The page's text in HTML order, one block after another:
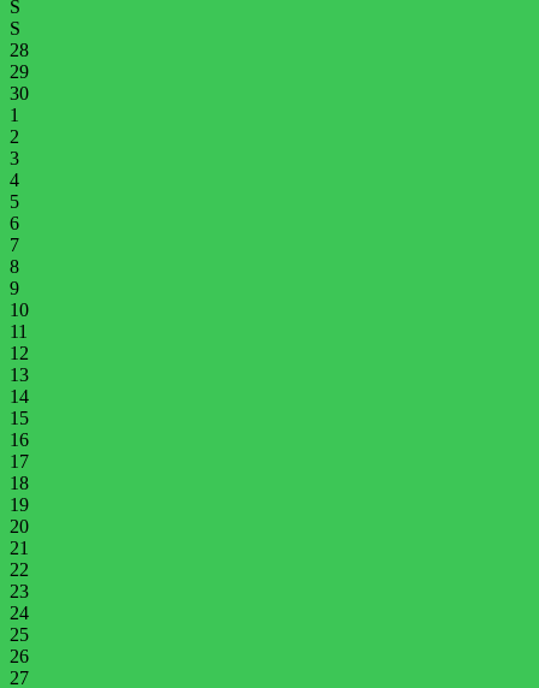
S
S
28
29
30
1
2
3
4
5
6
7
8
9
10
11
12
13
14
15
16
17
18
19
20
21
22
23
24
25
26
27